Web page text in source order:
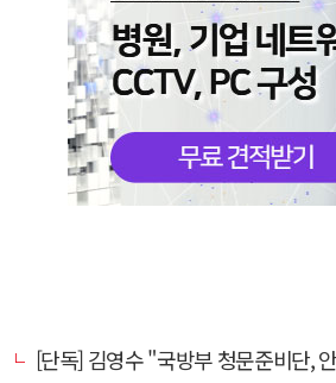
[단독] 김영수 "국방부 청문준비단, 안